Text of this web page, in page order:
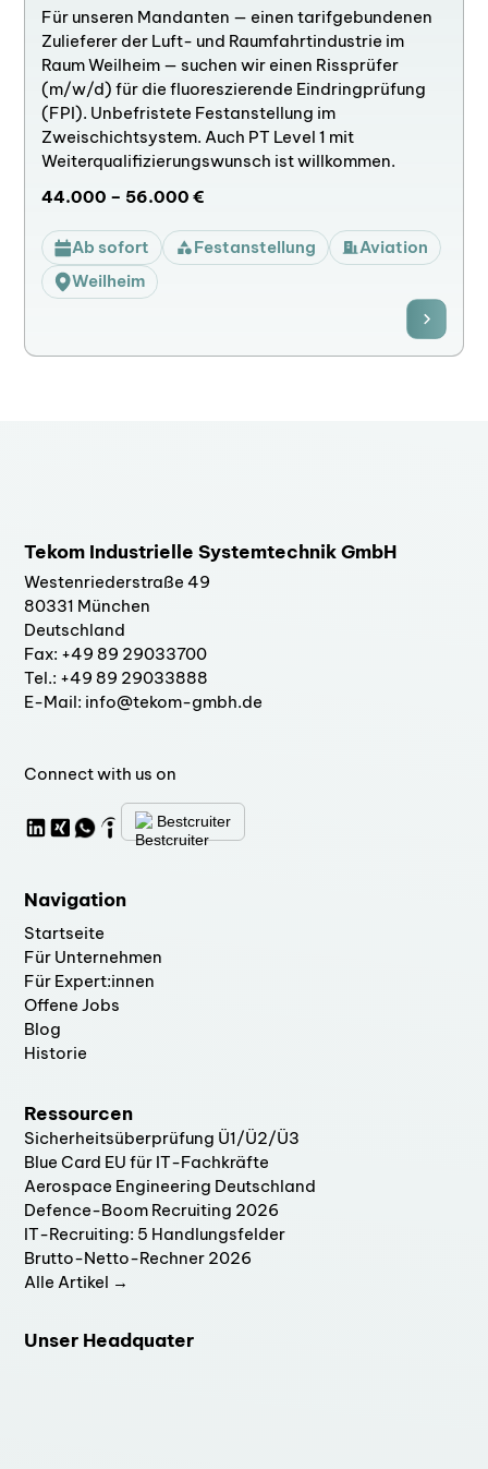
Für unseren Mandanten — einen tarifgebundenen
Zulieferer der Luft- und Raumfahrtindustrie im
Raum Weilheim — suchen wir einen Rissprüfer
(m/w/d) für die fluoreszierende Eindringprüfung
(FPI). Unbefristete Festanstellung im
Zweischichtsystem. Auch PT Level 1 mit
Weiterqualifizierungswunsch ist willkommen.
44.000 – 56.000 €
Ab sofort Festanstellung
Aviation
Weilheim
Tekom Industrielle Systemtechnik GmbH
Westenriederstraße 49
80331 München
Deutschland
Fax: +49 89 29033700
Tel.: +49 89 29033888
E-Mail: info@tekom-gmbh.de
Connect with us on
Bestcruiter
Navigation
Startseite
Für Unternehmen
Für Expert:innen
Offene Jobs
Blog
Historie
Ressourcen
Sicherheitsüberprüfung Ü1/Ü2/Ü3
Blue Card EU für IT-Fachkräfte
Aerospace Engineering Deutschland
Defence-Boom Recruiting 2026
IT-Recruiting: 5 Handlungsfelder
Brutto-Netto-Rechner 2026
Alle Artikel →
Unser Headquater